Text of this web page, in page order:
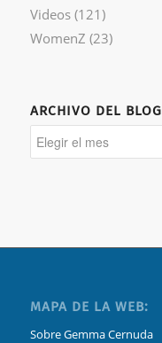
Videos(121)
WomenZ (23)
ARCHIVO DEL BLOG
MAPA DE LA WEB:
Sobre Gemma Cernuda